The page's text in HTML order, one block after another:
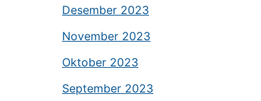
Desember 2023
November 2023
Oktober 2023
September 2023